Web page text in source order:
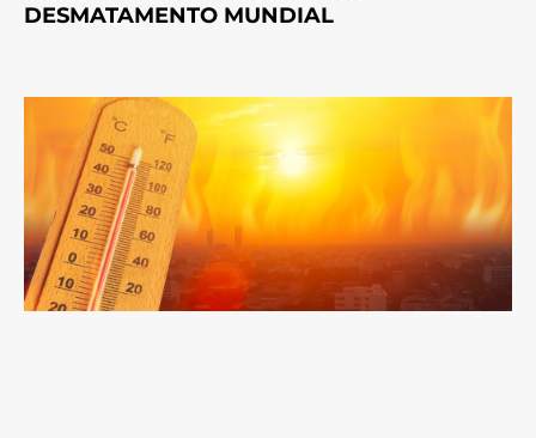
DESMATAMENTO MUNDIAL